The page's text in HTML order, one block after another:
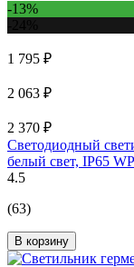
-13%
1 795 ₽
2 063 ₽
2 370 ₽
Светодиодный
белый свет, IP65
4.5
(63)
В корзину